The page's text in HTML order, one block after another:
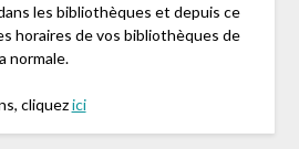
les bibliothèques et depuis ce
horaires de vos bibliothèques de
normale.
cliquezici